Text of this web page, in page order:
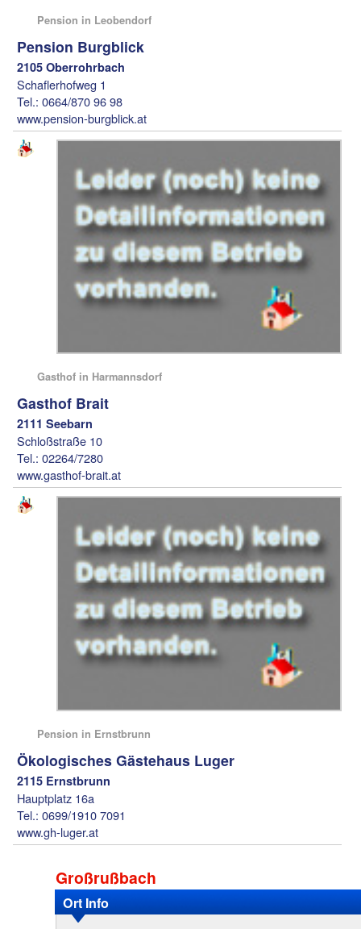
Pension in Leobendorf
Pension Burgblick
2105 Oberrohrbach
Schaflerhofweg 1
Tel.: 0664/870 96 98
www.pension-burgblick.at
Gasthof in Harmannsdorf
Gasthof Brait
2111 Seebarn
Schloßstraße 10
Tel.: 02264/7280
www.gasthof-brait.at
Pension in Ernstbrunn
Ökologisches Gästehaus Luger
2115 Ernstbrunn
Hauptplatz 16a
Tel.: 0699/1910 7091
www.gh-luger.at
Großrußbach
Ort Info